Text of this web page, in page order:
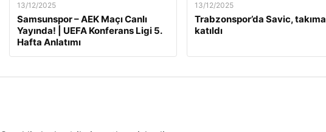
13/12/2025
Samsunspor – AEK Maçı Canlı
Yayında! | UEFA Konferans Ligi 5.
Hafta Anlatımı
13/12/2025
Trabzonspor’da Savic, takıma
katıldı